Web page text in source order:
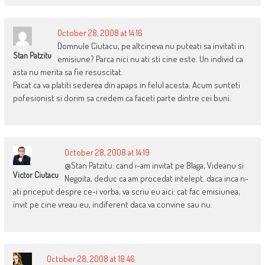
Stan Patzitu
October 28, 2008 at 14:16
Domnule Ciutacu, pe altcineva nu puteati sa invitati in
emisiune? Parca nici nu ati sti cine este. Un individ ca
asta nu merita sa fie resuscitat.
Pacat ca va platiti sederea din apaps in felul acesta. Acum sunteti
pofesionist si dorim sa credem ca faceti parte dintre cei buni.
Victor Ciutacu
October 28, 2008 at 14:19
@Stan Patzitu: cand i-am invitat pe Blaga, Videanu si
Negoita, deduc ca am procedat intelept. daca inca n-
ati priceput despre ce-i vorba, va scriu eu aici: cat fac emisiunea,
invit pe cine vreau eu, indiferent daca va convine sau nu.
October 28, 2008 at 18:46